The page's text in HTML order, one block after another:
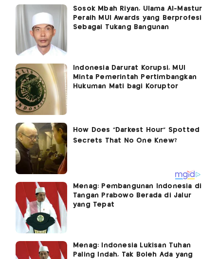
Sosok Mbah Riyan, Ulama Al-Mastur
Peraih MUI Awards yang Berprofesi
Sebagai Tukang Bangunan
Indonesia Darurat Korupsi, MUI
Minta Pemerintah Pertimbangkan
Hukuman Mati bagi Koruptor
Menag: Pembangunan Indonesia di
Tangan Prabowo Berada di Jalur
yang Tepat
Menag: Indonesia Lukisan Tuhan
Paling Indah, Tak Boleh Ada yang